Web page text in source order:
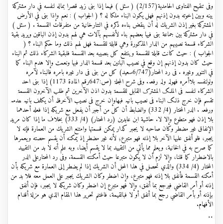
وفی تنقيح الفتاوى الحامدية(2/157) ( سئل ) فيما إذا بنى زيد قصرا بماله لنفسه في دار مشتركة
بينه وبين إخوته بدون إذنهم فهل يكون البناء ملكا له ؟ ( الجواب ) : نعم وإذا بنى في الأرض
المشتركة بغير إذن الشريك له أن ينقض بناءه ذكره في التتارخانية من متفرقات القسمة . ( سئل )
في دار مشتركة بين جماعة بنى فيها بعضهم بناء لأنفسهم بآلات هي لهم بدون إذن الباقين ويريد بقية
الشركاء قسمة نصيبهم من الدار المذكورة وهي قابلة للقسمة فهل لهم ذلك وما حكم البناء ؟ (
الجواب ) : حيث كانت قابلة للقسمة وينتفع كل بنصيبه بعد القسمة فلبقية الشركاء ذلك ثم البناء
حيث كان بدون إذنهم إن وقع في نصيب البانين بعد قسمة الدار فبها ونعمت وإلا هدم البناء كما
في التنوير وغيره . فی رد المحتار(6/747سعید) کل من بنی فی دار غیرہ بامرہ فالبناء لآمرہ
ولولنفسہ بلاأمرہ فھولہ ولہ رفعہ. وفی شرح المجلۃ (ص:647رقم المادۃ 1173) إذا بنی احد
الشرکاء لنفسہ فی الملک المشترک القابل للقسمۃ بدون اذن الآخرین ثم طلب الآخرون القسمۃ
تقسم فإن خرج ذلک البناء فی نصیب بانیہ فبھاوإن خرج فی نصیب الآخرفلہ أن یکلف بانیہ ھدمہ
ورفعہ . الدر المختار (4/ 332) والضابط أن كل من أجبر أن يفعل مع شريكه إذا فعله أحدهما
بلا إذن فهو متطوع وإلا لا. حاشية ابن عابدين (رد المحتار) (4/ 333) بخلاف ما إذا كان مريد
الإنفاق غير مضطر وكان صاحبه لا يجبر كدار يمكن قسمتها وامتنع الشريك من العمارة فإنه لا
يجبر، فلو أنفق عليها الآخر بلا إذنه فهو متبرع؛ لأنه غير مضطر إذ يمكنه أن يقسم حصته ويعمرها
كما صرح به في الخانية، ويعلم مما يأتي من التقييد بما لا يقسم أيضا، وبه علم أنه لا بد من التقييد
بالاضطرار كما قلنا، وإلا لزم أن لا يكون متبرعا حيث أمكنته القسمة. وفی رد المحتارعلی الدر
المختار (4/ 334) والذي تحصل في هذا المحل أن الشريك إذا لم يضطر إلى العمارة مع شريكه بأن
أمكنه القسمة فأنفق بلا إذنه فهو متبرع، وإن اضطر وكان الشريك يجبر على العمل معه فلا بد من
إذنه أو أمر القاضي فيرجع بما أنفق، وإلا فهو متبرع إن اضطر وكان شريكه لا يجبر، فإن أنفق
بإذنه أو بأمر القاضي رجع بما أنفق أو لا فبالقيمة، فاغتنم تحرير هذا المقام الذي هو مزلة أقدام
الأفهام.
..